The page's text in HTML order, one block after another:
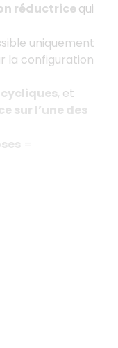
réductricequi
uniquement
la configuration
, et
sur l’une des
=